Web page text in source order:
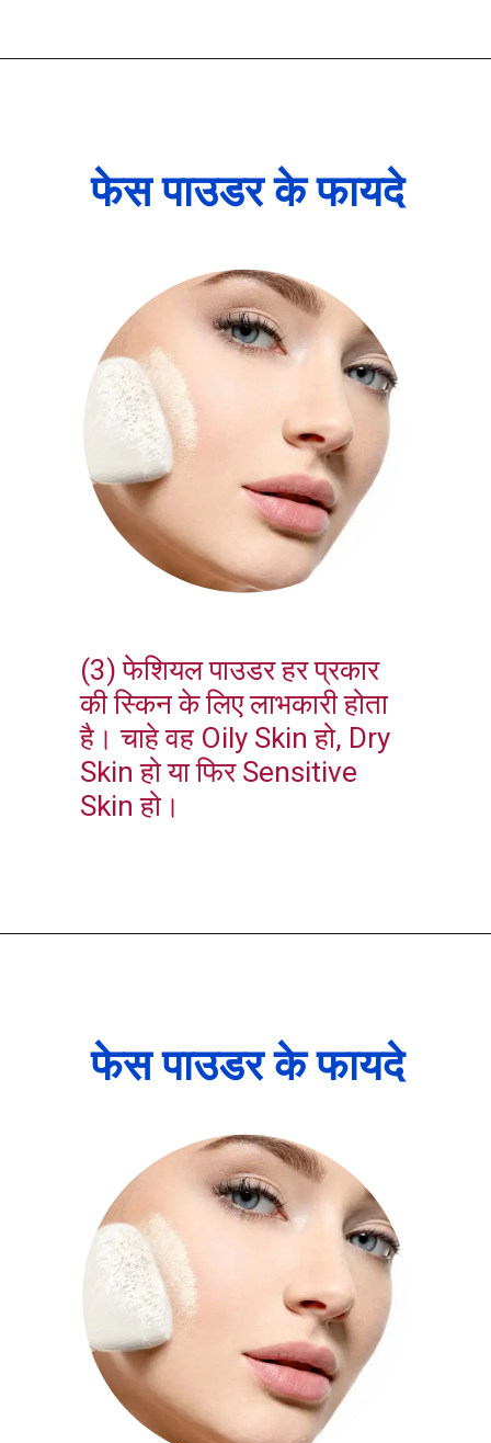
फेस पाउडर के फायदे
(3) फेशियल पाउडर हर प्रकार
की स्किन के लिए लाभकारी होता
है। चाहे वह Oily Skin हो, Dry
Skin हो या फिर Sensitive
Skin हो।
फेस पाउडर के फायदे